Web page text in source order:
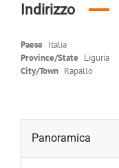
Indirizzo
Paese Italia
Province/State Liguria
City/Town Rapallo
Panoramica